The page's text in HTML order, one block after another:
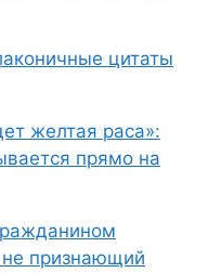
цитаты
желтая раса»:
прямо на
признающий